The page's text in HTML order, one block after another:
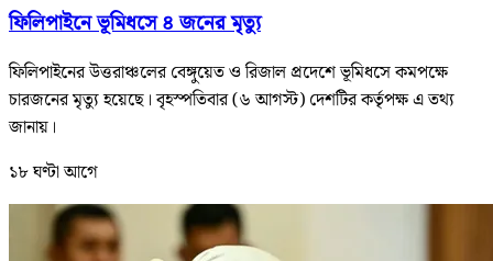
ফিলিপাইনে ভূমিধসে ৪ জনের মৃত্যু
ফিলিপাইনের উত্তরাঞ্চলের বেঙ্গুয়েত ও রিজাল প্রদেশে ভূমিধসে কমপক্ষে
চারজনের মৃত্যু হয়েছে। বৃহস্পতিবার (৬ আগস্ট) দেশটির কর্তৃপক্ষ এ তথ্য
জানায়।
১৮ ঘণ্টা আগে